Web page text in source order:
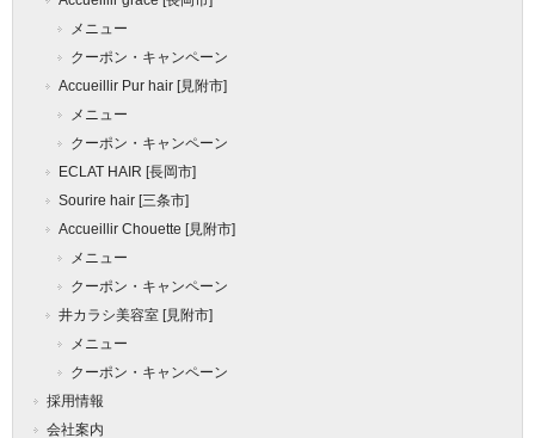
メニュー
クーポン・キャンペーン
Accueillir Pur hair [見附市]
メニュー
クーポン・キャンペーン
ECLAT HAIR [長岡市]
Sourire hair [三条市]
Accueillir Chouette [見附市]
メニュー
クーポン・キャンペーン
井カラシ美容室 [見附市]
メニュー
クーポン・キャンペーン
採用情報
会社案内